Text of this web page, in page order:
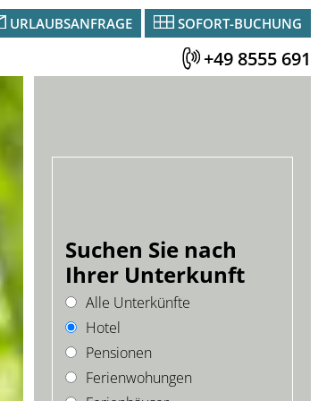
URLAUBSANFRAGE SOFORT-BUCHUNG
+49 8555 691
Suchen Sie nach
Ihrer Unterkunft
Alle Unterkünfte
Hotel
Pensionen
Ferienwohungen